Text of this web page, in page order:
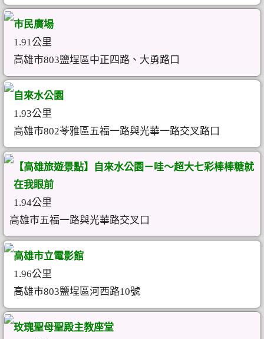
市民廣場
1.91公里
高雄市803鹽埕區中正四路、大勇路口
自來水公園
1.93公里
高雄市802苓雅區五福一路與光華一路交叉路口
【高雄旅遊景點】自來水公園－哇～超大七彩棒棒糖就
在我眼前
1.94公里
高雄市五福一路與光華路交叉口
高雄市立電影館
1.96公里
高雄市803鹽埕區河西路10號
玫瑰聖母聖殿主教座堂